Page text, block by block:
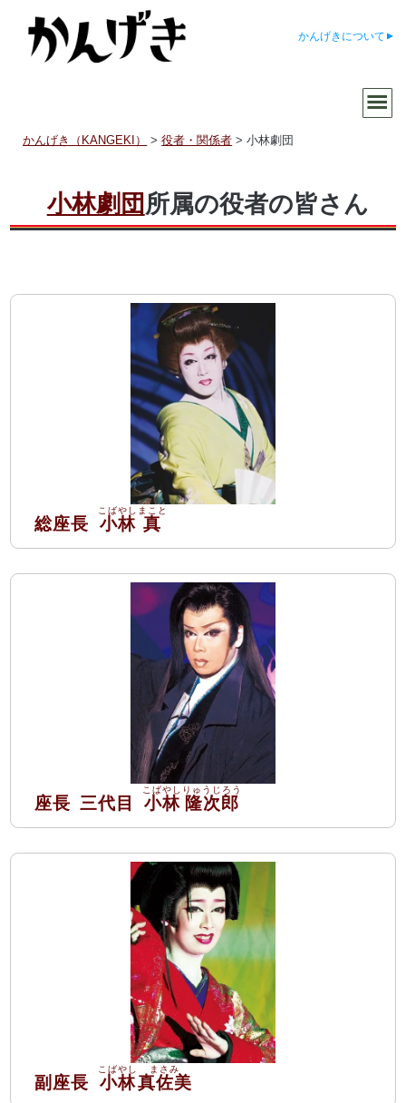
かんげきについて
かんげき（KANGEKI） >役者・関係者 >小林劇団
小林劇団 所属の役者の皆さん
総座長 小林 真
座長 三代目 小林 隆次郎
副座長 小林真佐美